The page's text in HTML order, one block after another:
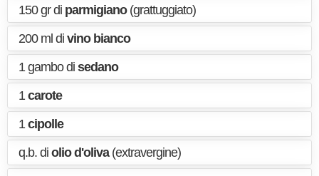
150 gr di parmigiano(grattuggiato)
200 ml di vino bianco
1 gambo di sedano
1carote
1cipolle
q.b. di olio d'oliva(extravergine)